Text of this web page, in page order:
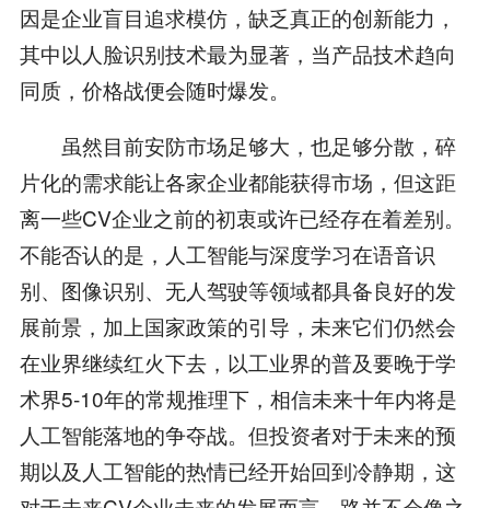
因是企业盲目追求模仿，缺乏真正的创新能力，
其中以人脸识别技术最为显著，当产品技术趋向
同质，价格战便会随时爆发。
虽然目前安防市场足够大，也足够分散，碎
片化的需求能让各家企业都能获得市场，但这距
离一些CV企业之前的初衷或许已经存在着差别。
不能否认的是，人工智能与深度学习在语音识
别、图像识别、无人驾驶等领域都具备良好的发
展前景，加上国家政策的引导，未来它们仍然会
在业界继续红火下去，以工业界的普及要晚于学
术界5-10年的常规推理下，相信未来十年内将是
人工智能落地的争夺战。但投资者对于未来的预
期以及人工智能的热情已经开始回到冷静期，这